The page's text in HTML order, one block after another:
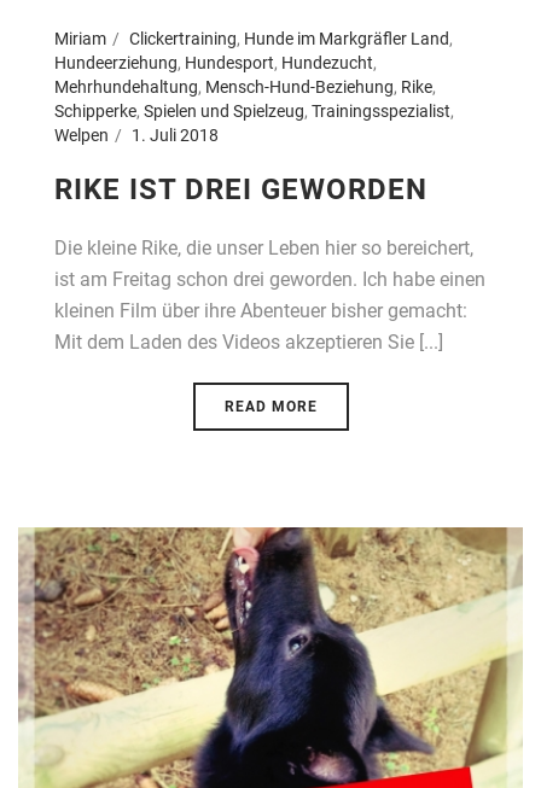
Miriam Clickertraining, Hunde im Markgräfler Land,
Hundeerziehung, Hundesport, Hundezucht,
Mehrhundehaltung, Mensch-Hund-Beziehung, Rike,
Schipperke, Spielen und Spielzeug, Trainingsspezialist,
Welpen
1. Juli 2018
RIKE IST DREI GEWORDEN
Die kleine Rike, die unser Leben hier so bereichert,
ist am Freitag schon drei geworden. Ich habe einen
kleinen Film über ihre Abenteuer bisher gemacht:
Mit dem Laden des Videos akzeptieren Sie [...]
READ MORE